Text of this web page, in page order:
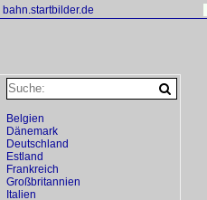
bahn.startbilder.de
Belgien
Dänemark
Deutschland
Estland
Frankreich
Großbritannien
Italien